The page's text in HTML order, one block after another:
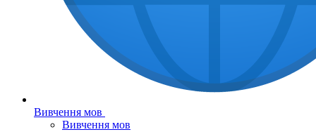
Вивчення мов
Вивчення мов